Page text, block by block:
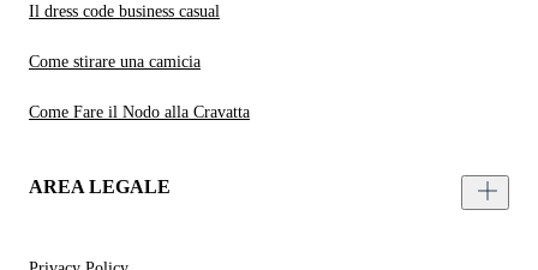
Il dress code business casual
Come stirare una camicia
Come Fare il Nodo alla Cravatta
AREA LEGALE